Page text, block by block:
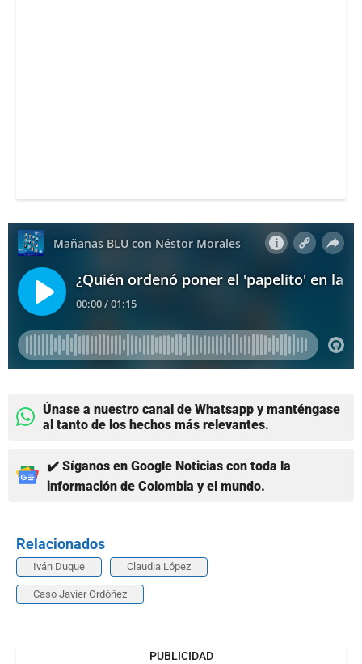
Únase a nuestro canal de Whatsapp y manténgase
al tanto de los hechos más relevantes.
✔️ Síganos en Google Noticias con toda la
información de Colombia y el mundo.
Relacionados
Iván Duque Claudia López
Caso Javier Ordóñez
PUBLICIDAD